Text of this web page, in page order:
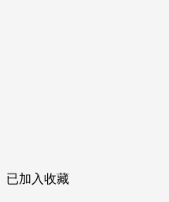
已加入收藏